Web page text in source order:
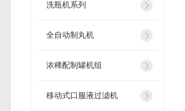
洗瓶机系列
全自动制丸机
浓稀配制罐机组
移动式口服液过滤机